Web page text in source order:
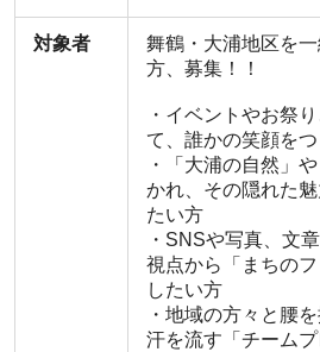
対象者
舞鶴・大浦地区を
方、募集！！
・イベントやお祭
て、誰かの笑顔を
・「大浦の自然」
かれ、その隠れた
たい方
・SNSや写真、文
視点から「まちの
したい方
・地域の方々と腰
汗を流す「チーム